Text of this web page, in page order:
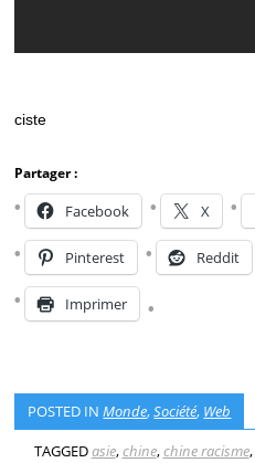
ciste
Partager :
Facebook X
Pinterest Reddit
Imprimer
POSTED INMonde,Société, Web
TAGGEDasie,chine,chine racisme,